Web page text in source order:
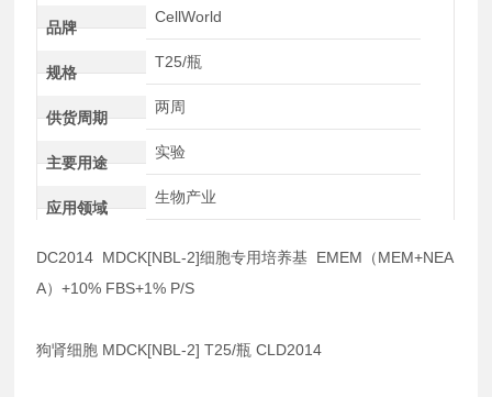
品牌
CellWorld
规格
T25/瓶
供货周期
两周
主要用途
实验
应用领域
生物产业
DC2014 MDCK[NBL-2]细胞专用培养基 EMEM（MEM+NEA
A）+10% FBS+1% P/S
狗肾细胞 MDCK[NBL-2] T25/瓶 CLD2014